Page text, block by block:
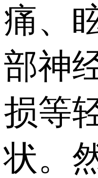
痛、
部神
损等
状。